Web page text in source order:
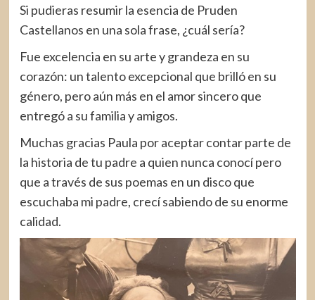
Si pudieras resumir la esencia de Pruden
Castellanos en una sola frase, ¿cuál sería?
Fue excelencia en su arte y grandeza en su
corazón: un talento excepcional que brilló en su
género, pero aún más en el amor sincero que
entregó a su familia y amigos.
Muchas gracias Paula por aceptar contar parte de
la historia de tu padre a quien nunca conocí pero
que a través de sus poemas en un disco que
escuchaba mi padre, crecí sabiendo de su enorme
calidad.